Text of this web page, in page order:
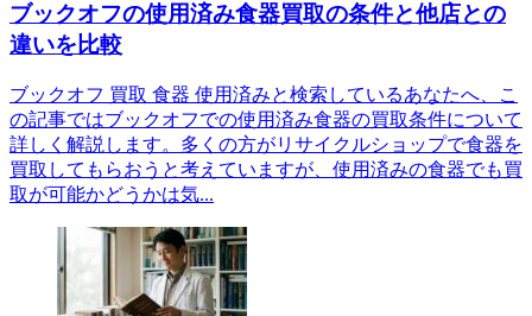
ブックオフの使用済み食器買取の条件と他店との
違いを比較
ブックオフ 買取 食器 使用済みと検索しているあなたへ、こ
の記事ではブックオフでの使用済み食器の買取条件について
詳しく解説します。多くの方がリサイクルショップで食器を
買取してもらおうと考えていますが、使用済みの食器でも買
取が可能かどうかは気...